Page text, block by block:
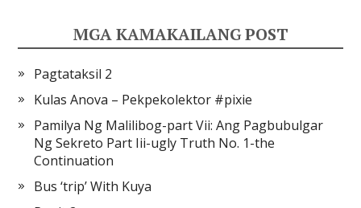
MGA KAMAKAILANG POST
Pagtataksil 2
Kulas Anova – Pekpekolektor #pixie
Pamilya Ng Malilibog-part Vii: Ang Pagbubulgar
Ng Sekreto Part Iii-ugly Truth No. 1-the
Continuation
Bus ‘trip’ With Kuya